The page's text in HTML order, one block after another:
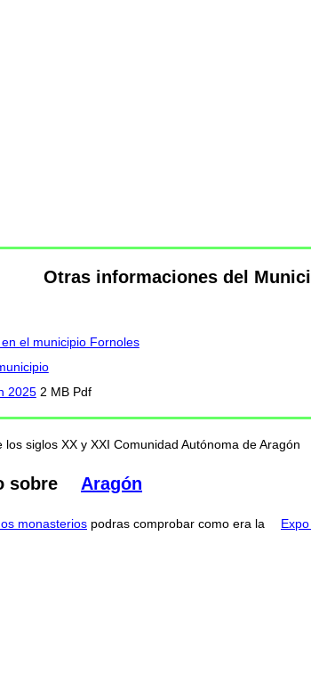
Otras informaciones del
el municipio Fornoles
20252 MB Pdf
siglos XX y XXI Comunidad Autónoma de Aragón
sobre Aragón
monasterios podras comprobar como era la